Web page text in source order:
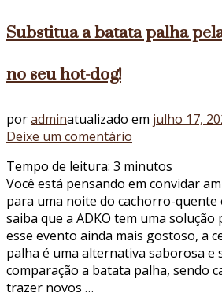
Substitua a batata palha
no seu hot-dog!
poradminatualizado em julho 17,
Deixe um comentário
a
batata
palha
pela
cebola
palha
no
Tempo de leitura: 3 minutos
Você está pensando em convidar
para uma noite do cachorro-quente
saiba que a ADKO tem uma
esse evento ainda mais gostoso, a
palha é uma alternativa saborosa e
comparação a batata palha, sendo
trazer novos …